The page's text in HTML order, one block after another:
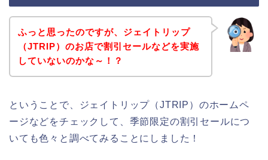
ふっと思ったのですが、ジェイトリップ
（JTRIP）のお店で割引セールなどを実施
していないのかな～！？
ということで、ジェイトリップ（JTRIP）のホームペ
ージなどをチェックして、季節限定の割引セールにつ
いても色々と調べてみることにしました！